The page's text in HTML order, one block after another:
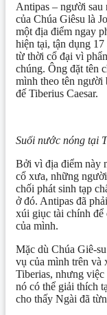
Antipas – người sau
của Chúa Giêsu là
một địa điểm ngay
hiện tại, tận dụng
từ thời cổ đại vì
chúng. Ông đặt tên
mình theo tên người
đế Tiberius Caesar.
Suối nước nóng tại
Bởi vì địa điểm này
cổ xưa, những
chối phát sinh tạp
ở đó. Antipas đã
xúi giục tài chính để
của mình.
Mặc dù Chúa Giê-
vụ của mình trên và
Tiberias, nhưng
nó có thể giải thích
cho thấy Ngài đã